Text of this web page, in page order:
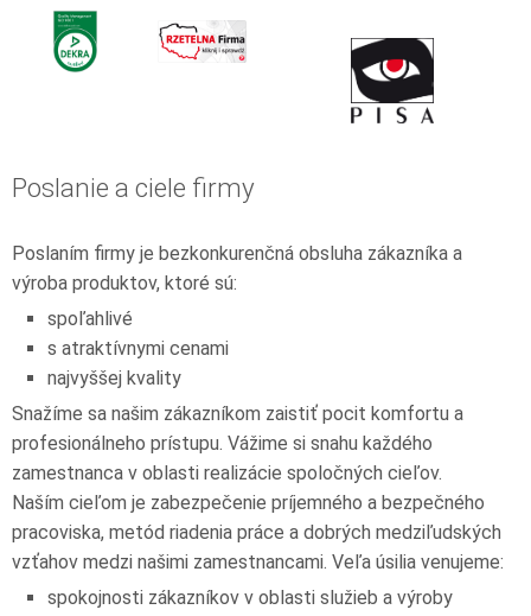
Poslanie a ciele firmy
Poslaním firmy je bezkonkurenčná obsluha zákazníka a
výroba produktov, ktoré sú:
spoľahlivé
s atraktívnymi cenami
najvyššej kvality
Snažíme sa našim zákazníkom zaistiť pocit komfortu a
profesionálneho prístupu. Vážime si snahu každého
zamestnanca v oblasti realizácie spoločných cieľov.
Naším cieľom je zabezpečenie príjemného a bezpečného
pracoviska, metód riadenia práce a dobrých medziľudských
vzťahov medzi našimi zamestnancami. Veľa úsilia venujeme:
spokojnosti zákazníkov v oblasti služieb a výroby